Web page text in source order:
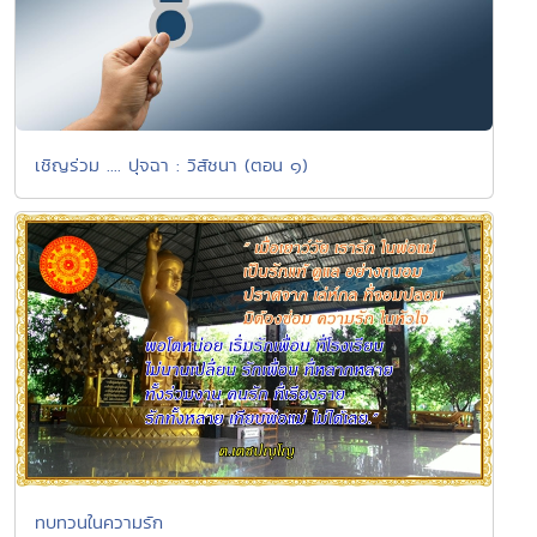
เชิญร่วม .... ปุจฉา : วิสัชนา (ตอน ๑)
ทบทวนในความรัก